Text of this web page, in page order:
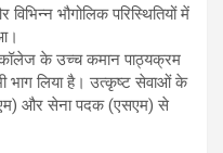
भौगोलिक परिस्थितियों में
के उच्च कमान पाठ्यक्रम
भाग लिया है। उत्कृष्ट सेवाओं के
और सेना पदक (एसएम) से